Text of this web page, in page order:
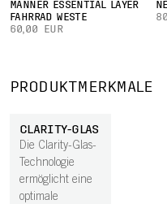
MÄNNER ESSENTIAL LAYER
FAHRRAD WESTE
60,00 EUR
PRODUKTMERKMALE
CLARITY-GLAS
Die Clarity-Glas-
Technologie
ermöglicht eine
optimale